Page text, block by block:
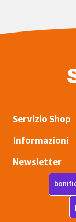
Servizio Shop
Informazioni
Newsletter